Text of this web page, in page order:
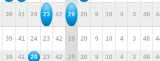
39 41 24 23 42 29 20 9 10 4 3 48
39 41 24 23 42 29 20 9 10 4 3 48
39 41 24 23 42 29 20 9 10 4 3 48